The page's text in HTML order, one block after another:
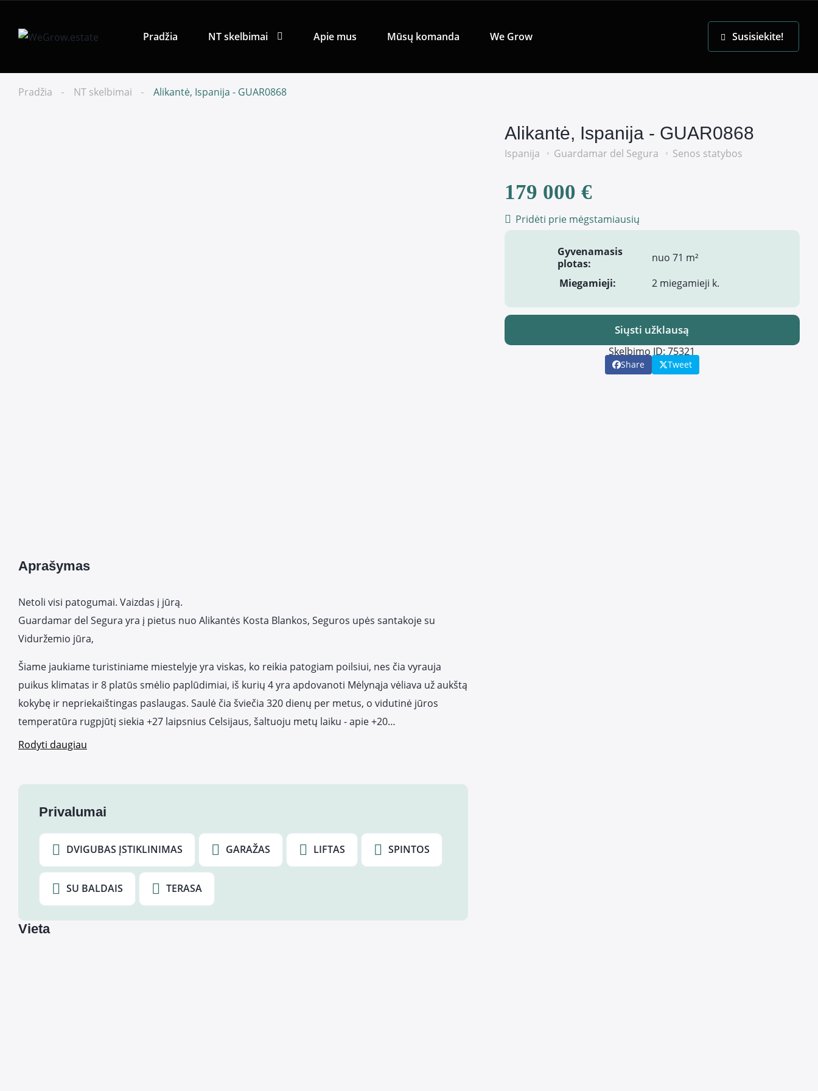
Pradžia NT skelbimai Apie mus Mūsų komanda We Grow Susisiekite!
Pradžia NT skelbimai Alikantė, Ispanija - GUAR0868
Aprašymas
Netoli visi patogumai. Vaizdas į jūrą.
Guardamar del Segura yra į pietus nuo Alikantės Kosta Blankos, Seguros upės santakoje su
Viduržemio jūra,
Šiame jaukiame turistiniame miestelyje yra viskas, ko reikia patogiam poilsiui, nes čia vyrauja
puikus klimatas ir 8 platūs smėlio paplūdimiai, iš kurių 4 yra apdovanoti Mėlynąja vėliava už aukštą
kokybę ir nepriekaištingas paslaugas. Saulė čia šviečia 320 dienų per metus, o vidutinė jūros
temperatūra rugpjūtį siekia +27 laipsnius Celsijaus, šaltuoju metų laiku - apie +20…
Rodyti daugiau
Privalumai
DVIGUBAS ĮSTIKLINIMAS GARAŽAS LIFTAS SPINTOS
SU BALDAIS TERASA
Vieta
Alikantė, Ispanija - GUAR0868
Ispanija Guardamar del Segura Senos statybos
179 000 €
Pridėti prie mėgstamiausių
Gyvenamasis
plotas:
nuo 71 m²
Miegamieji:
2 miegamieji k.
Siųsti užklausą
Skelbimo ID: 75321
Share Tweet